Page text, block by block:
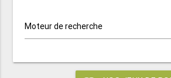
Moteur de recherche